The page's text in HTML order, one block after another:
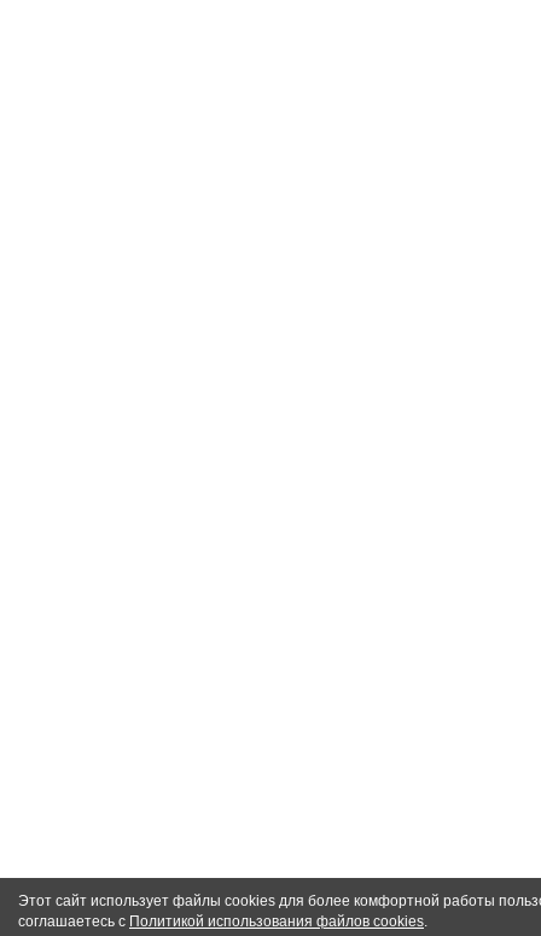
Этот сайт использует файлы cookies для более комфортной работы
соглашаетесь с Политикой использования файлов cookies